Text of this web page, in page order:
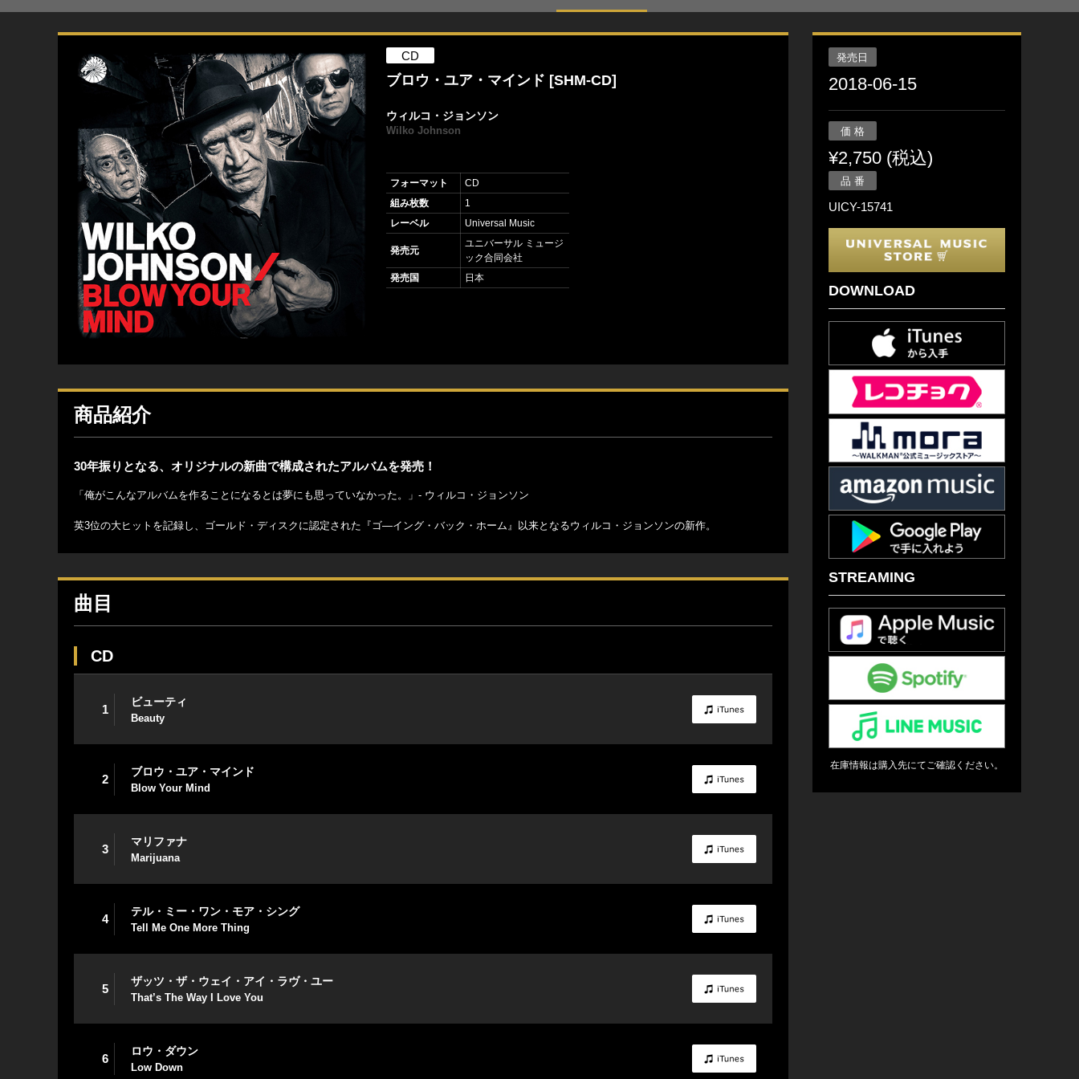
CD
ブロウ・ユア・マインド [SHM-CD]
ウィルコ・ジョンソン
Wilko Johnson
フォーマット
CD
組み枚数
1
レーベル
Universal Music
発売元
ユニバーサル ミュージ
ック合同会社
発売国
日本
商品紹介
30年振りとなる、オリジナルの新曲で構成されたアルバムを発売！
「俺がこんなアルバムを作ることになるとは夢にも思っていなかった。」- ウィルコ・ジョンソン
英3位の大ヒットを記録し、ゴールド・ディスクに認定された『ゴ―イング・バック・ホーム』以来となるウィルコ・ジョンソンの新作。
曲目
CD
1
ビューティ
Beauty
2
ブロウ・ユア・マインド
Blow Your Mind
3
マリファナ
Marijuana
4
テル・ミー・ワン・モア・シング
Tell Me One More Thing
5
ザッツ・ザ・ウェイ・アイ・ラヴ・ユー
That’s The Way I Love You
6
ロウ・ダウン
Low Down
発売日
2018-06-15
価 格
¥2,750 (税込)
品 番
UICY-15741
DOWNLOAD
STREAMING
在庫情報は購入先にてご確認ください。